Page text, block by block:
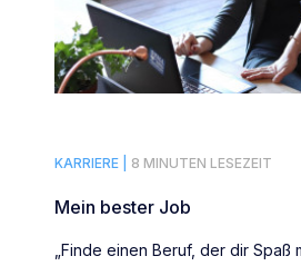
KARRIERE | 8 MINUTEN LESEZEIT
Mein bester Job
„Finde einen Beruf, der dir Spaß